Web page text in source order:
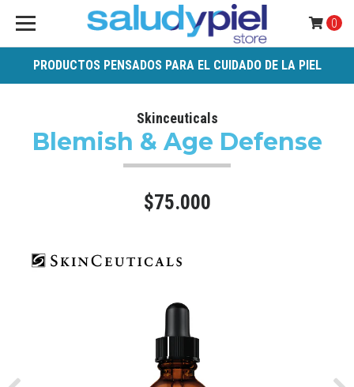
PRODUCTOS PENSADOS PARA EL CUIDADO DE LA PIEL
0
Skinceuticals
Blemish & Age Defense
$75.000